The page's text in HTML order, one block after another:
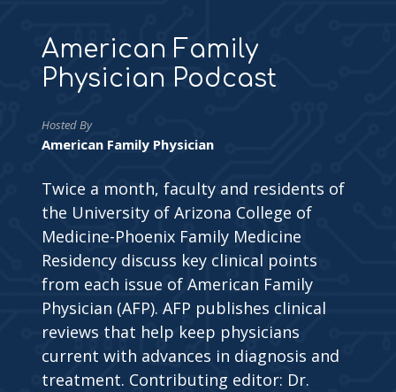
American Family
Physician Podcast
Hosted By
American Family Physician
Twice a month, faculty and residents of
the University of Arizona College of
Medicine-Phoenix Family Medicine
Residency discuss key clinical points
from each issue of American Family
Physician (AFP). AFP publishes clinical
reviews that help keep physicians
current with advances in diagnosis and
treatment. Contributing editor: Dr.